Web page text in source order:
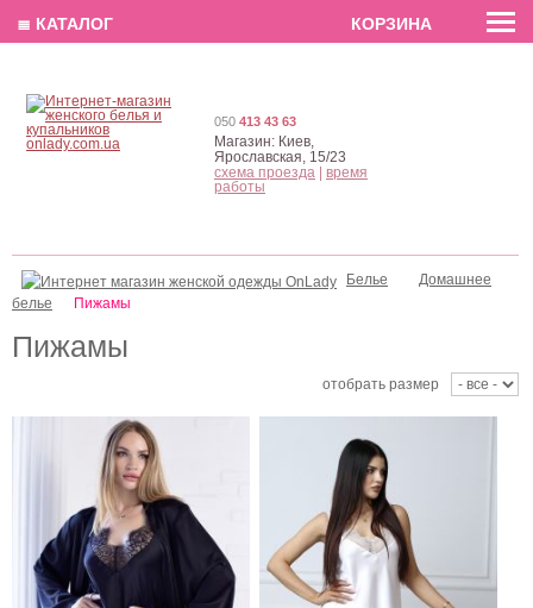
EN РУС
Пижамы
отобрать размер
Белье
Домашнее
белье
Пижамы
050 413 43 63
Магазин: Киев,
Ярославская, 15/23
схема проезда
время
работы
≣ КАТАЛОГ КОРЗИНА